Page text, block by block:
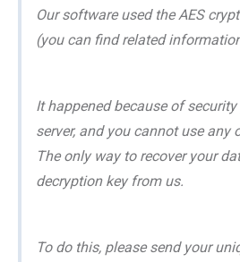
Our software used the AES
(you can find related
It happened because of
server, and you cannot use any
The only way to recover your
decryption key from us.
To do this, please send your